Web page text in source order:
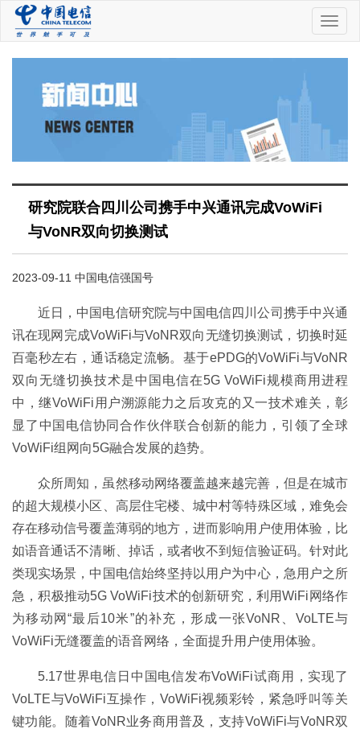
中
国
研究院联合四川公司携手中兴通讯完成VoWiFi
与VoNR双向切换测试
2023-09-11 中国电信强国号
近日，中国电信研究院与中国电信四川公司携手中兴通
讯在现网完成VoWiFi与VoNR双向无缝切换测试，切换时延
百毫秒左右，通话稳定流畅。基于ePDG的VoWiFi与VoNR
双向无缝切换技术是中国电信在5G VoWiFi规模商用进程
中，继VoWiFi用户溯源能力之后攻克的又一技术难关，彰
显了中国电信协同合作伙伴联合创新的能力，引领了全球
VoWiFi组网向5G融合发展的趋势。
众所周知，虽然移动网络覆盖越来越完善，但是在城市
的超大规模小区、高层住宅楼、城中村等特殊区域，难免会
存在移动信号覆盖薄弱的地方，进而影响用户使用体验，比
如语音通话不清晰、掉话，或者收不到短信验证码。针对此
类现实场景，中国电信始终坚持以用户为中心，急用户之所
急，积极推动5G VoWiFi技术的创新研究，利用WiFi网络作
为移动网“最后10米”的补充，形成一张VoNR、VoLTE与
VoWiFi无缝覆盖的语音网络，全面提升用户使用体验。
5.17世界电信日中国电信发布VoWiFi试商用，实现了
VoLTE与VoWiFi互操作，VoWiFi视频彩铃，紧急呼叫等关
键功能。随着VoNR业务商用普及，支持VoWiFi与VoNR双